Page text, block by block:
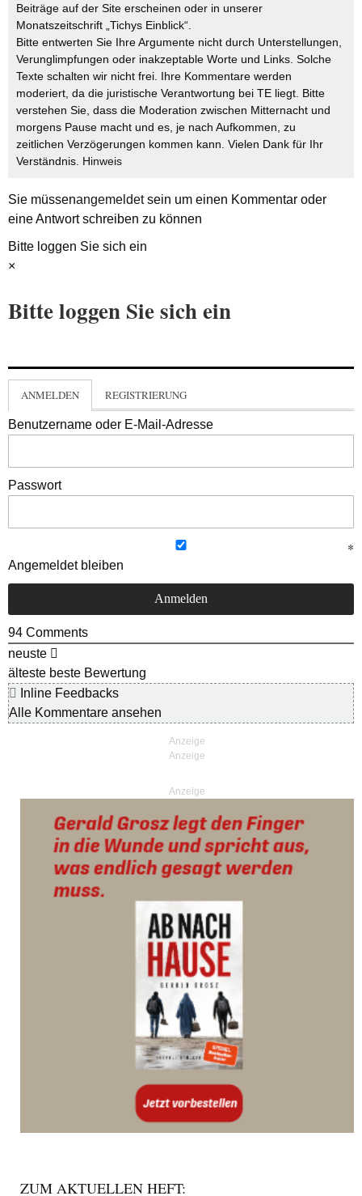
Beiträge auf der Site erscheinen oder in unserer
Monatszeitschrift „Tichys Einblick“.
Bitte entwerten Sie Ihre Argumente nicht durch Unterstellungen,
Verunglimpfungen oder inakzeptable Worte und Links. Solche
Texte schalten wir nicht frei. Ihre Kommentare werden
moderiert, da die juristische Verantwortung bei TE liegt. Bitte
verstehen Sie, dass die Moderation zwischen Mitternacht und
morgens Pause macht und es, je nach Aufkommen, zu
zeitlichen Verzögerungen kommen kann. Vielen Dank für Ihr
Verständnis. Hinweis
Sie müssenangemeldetsein um einen Kommentar oder
eine Antwort schreiben zu können
Bitte loggen Sie sich ein
×
Bitte loggen Sie sich ein
ANMELDEN REGISTRIERUNG
Benutzername oder E-Mail-Adresse
Passwort
Angemeldet bleiben
94 Comments
neuste
älteste beste Bewertung
Inline Feedbacks
Alle Kommentare ansehen
Anzeige
ZUM AKTUELLEN HEFT: